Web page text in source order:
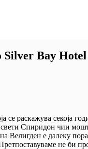
Bay Hotel
се раскажува секоја
Спиридон чии
Велигден е далеку
не би